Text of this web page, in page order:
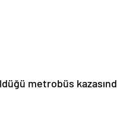
metrobüs